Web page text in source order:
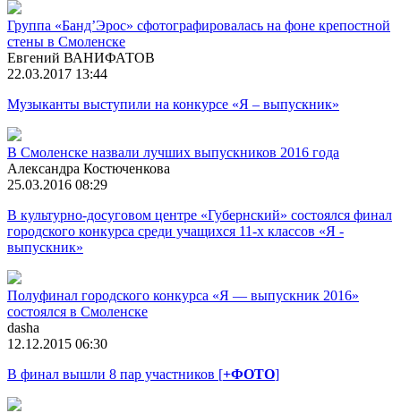
Группа «Банд’Эрос» сфотографировалась на фоне крепостной
стены в Смоленске
Евгений ВАНИФАТОВ
22.03.2017 13:44
Музыканты выступили на конкурсе «Я – выпускник»
В Смоленске назвали лучших выпускников 2016 года
Александра Костюченкова
25.03.2016 08:29
В культурно-досуговом центре «Губернский» состоялся финал
городского конкурса среди учащихся 11-х классов «Я -
выпускник»
Полуфинал городского конкурса «Я — выпускник 2016»
состоялся в Смоленске
dasha
12.12.2015 06:30
В финал вышли 8 пар участников [+ФОТО]